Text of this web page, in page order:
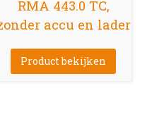
RMA 443.0 TC,
accu en lader
Product bekijken